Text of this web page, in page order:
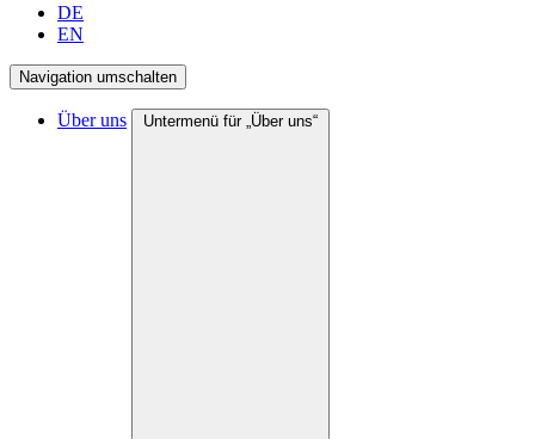
DE
EN
Navigation umschalten
Über uns Untermenü für „Über uns“